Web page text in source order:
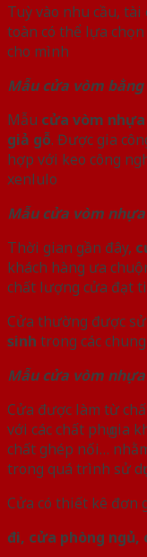
Tuỳ vào nhu cầu,
toàn có thể lựa
cho mình
Mẫu cửa vòm
Mẫu cửa vòm
giả gỗ. Được gia
hợp với keo công
xenlulo
Mẫu cửa vòm
Thời gian gần đây,
khách hàng ưa
chất lượng cửa đạt
Cửa thường được sử
sinh trong các
Mẫu cửa vòm nhựa
Cửa được làm từ
với các chất phụ gia
chất ghép nối…
trong quá trình sử
Cửa có thiết kê đơn
đi, cửa phòng